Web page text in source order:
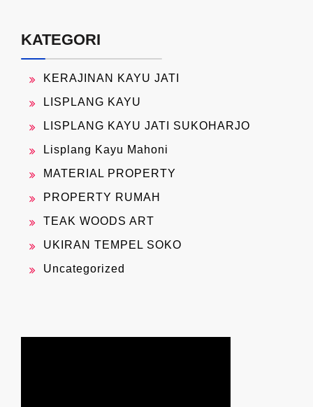
KATEGORI
KERAJINAN KAYU JATI
LISPLANG KAYU
LISPLANG KAYU JATI SUKOHARJO
Lisplang Kayu Mahoni
MATERIAL PROPERTY
PROPERTY RUMAH
TEAK WOODS ART
UKIRAN TEMPEL SOKO
Uncategorized